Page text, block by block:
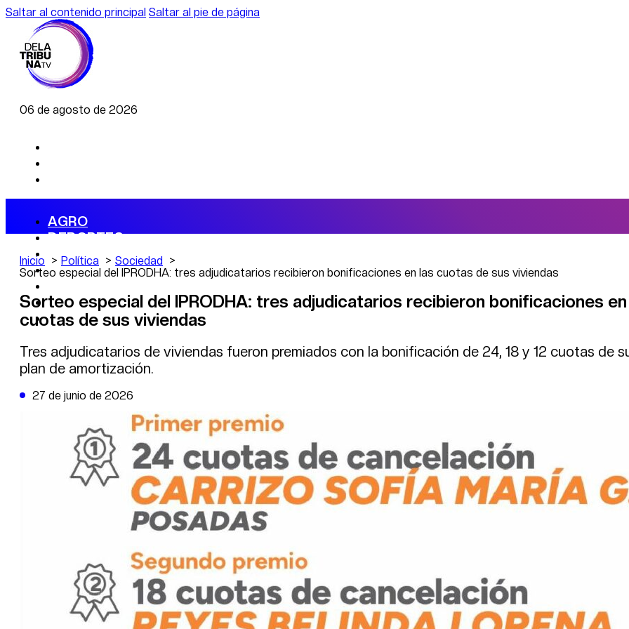
Saltar al contenido principal Saltar al pie de página
06 de agosto de 2026
AGRO
DEPORTES
ECONOMÍA
POLÍTICA
DATA FIRME
DE LA TRIBUNA TV
Inicio Política
Sociedad
Sorteo especial del IPRODHA: tres adjudicatarios recibieron bonificaciones en las cuotas de sus viviendas
Sorteo especial del IPRODHA: tres adjudicatarios recibieron bonificaciones
cuotas de sus viviendas
Tres adjudicatarios de viviendas fueron premiados con la bonificación de 24, 18 y 12 cuotas de
plan de amortización.
27 de junio de 2026